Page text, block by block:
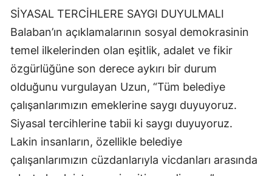
SİYASAL TERCİHLERE SAYGI DUYULMALI
Balaban’ın açıklamalarının sosyal demokrasinin
temel ilkelerinden olan eşitlik, adalet ve fikir
özgürlüğüne son derece aykırı bir durum
olduğunu vurgulayan Uzun, “Tüm belediye
çalışanlarımızın emeklerine saygı duyuyoruz.
Siyasal tercihlerine tabii ki saygı duyuyoruz.
Lakin insanların, özellikle belediye
çalışanlarımızın cüzdanlarıyla vicdanları arasında